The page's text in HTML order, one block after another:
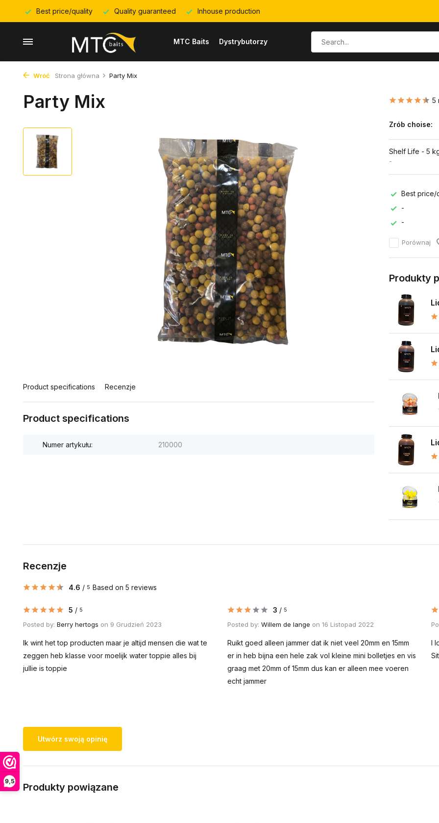
9,5
Best price/quality Quality guaranteed Inhouse production
MTC Baits Dystrybutorzy
Wróć Strona główna Party Mix
Party Mix
Product specifications Recenzje
Product specifications
Numer artykułu: 210000
5
Zrób choise:
Shelf Life - 5
-
Best price/
-
-
Porównaj
Produkty
Recenzje
4.6 / 5 Based on 5 reviews
5 / 5
Posted by: Berry hertogs on 9 Grudzień 2023
Ik wint het top producten maar je altijd mensen die wat te
zeggen heb klasse voor moelijk water toppie alles bij
jullie is toppie
3 / 5
Posted by: Willem de lange on 16 Listopad 2022
Ruikt goed alleen jammer dat ik niet veel 20mm en 15mm
er in heb bijna een hele zak vol kleine mini bolletjes en vis
graag met 20mm of 15mm dus kan er alleen mee voeren
echt jammer
I
Utwórz swoją opinię
Produkty powiązane